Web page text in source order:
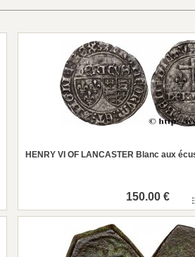
HENRY VI OF LANCASTER Blanc aux
150.00 €